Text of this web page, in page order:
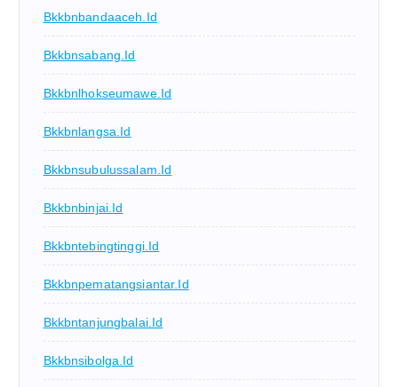
Bkkbnbandaaceh.id
Bkkbnsabang.id
Bkkbnlhokseumawe.id
Bkkbnlangsa.id
Bkkbnsubulussalam.id
Bkkbnbinjai.id
Bkkbntebingtinggi.id
Bkkbnpematangsiantar.id
Bkkbntanjungbalai.id
Bkkbnsibolga.id